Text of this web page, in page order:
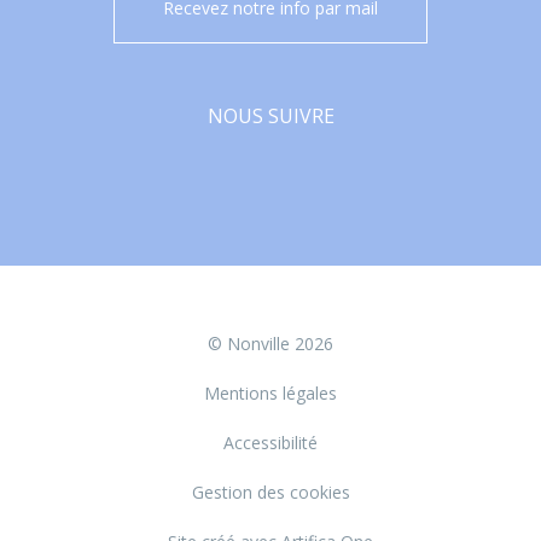
Recevez notre info par mail
NOUS SUIVRE
© Nonville 2026
Mentions légales
Accessibilité
Gestion des cookies